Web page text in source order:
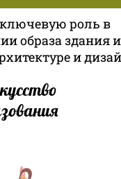
роль в
образа здания
и